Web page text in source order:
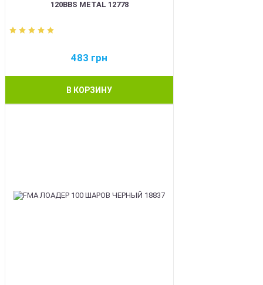
120BBS METAL 12778
483 грн
В КОРЗИНУ